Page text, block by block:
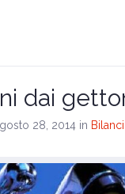
dai
28, 2014 in